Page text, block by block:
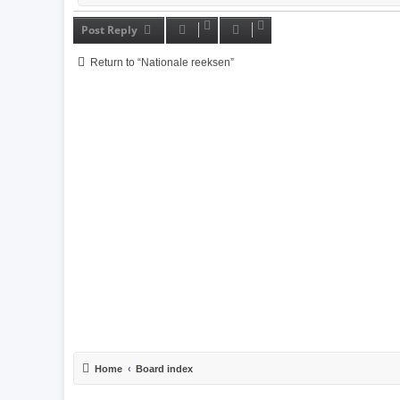
Post Reply
Return to “Nationale reeksen”
Home Board index